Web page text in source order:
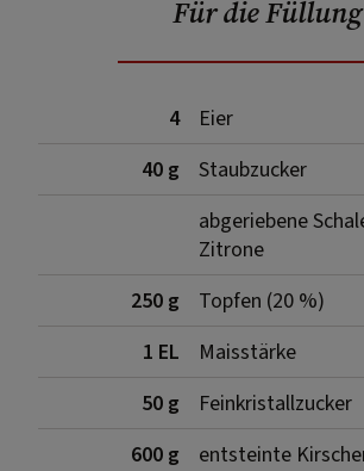
Für die Füllung
4
Eier
40 g
Staubzucker
abgeriebene
Zitrone
250 g
Topfen (20 %)
1 EL
Maisstärke
50 g
Feinkristallzucker
600 g
entsteinte